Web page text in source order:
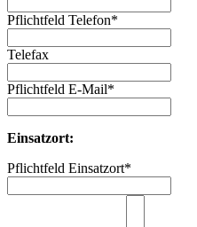
Pflichtfeld Telefon*
Telefax
Pflichtfeld E-Mail*
Einsatzort:
Pflichtfeld Einsatzort*